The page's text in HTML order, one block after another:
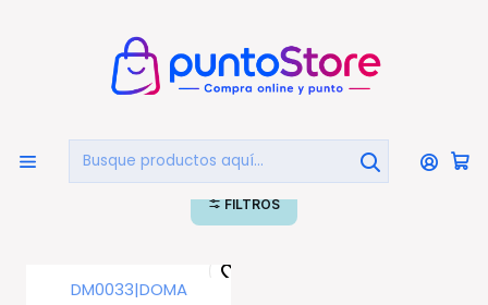
HOGAR Y DECORACIÓN Belleza Y Cuidado Personal
Depiladoras
Depiladoras
FILTROS
DM0033|DOMA